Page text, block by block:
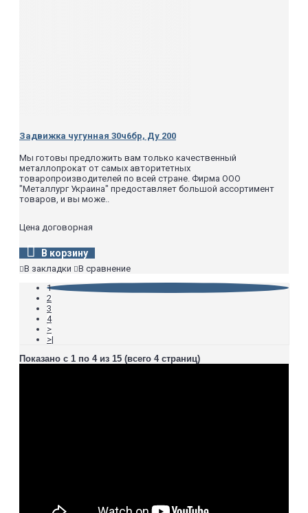
Задвижка чугунная 30ч6бр, Ду 200
Мы готовы предложить вам только качественный
металлопрокат от самых авторитетных
товаропроизводителей по всей стране. Фирма ООО
"Металлург Украина" предоставляет большой ассортимент
товаров, и вы може..
Цена договорная
В корзину
В закладки
В сравнение
1
2
3
4
>
>|
Показано с 1 по 4 из 15 (всего 4 страниц)